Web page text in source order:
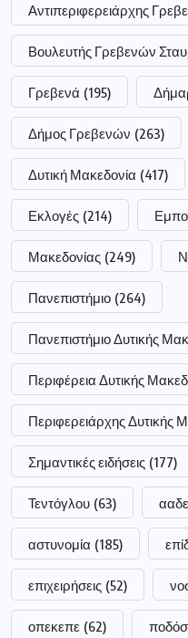
Αντιπεριφερειάρχης
Βουλευτής Γρεβενών
Γρεβενά (195)
Δήμος Γρεβενών (263)
Δυτική Μακεδονία (417)
Εκλογές (214)
Μακεδονίας (249)
Πανεπιστήμιο (264)
Πανεπιστήμιο Δυτικής
Περιφέρεια Δυτικής
Περιφερειάρχης Δυτικής
Σημαντικές ειδήσεις (177)
Τεντόγλου (63) ααδε
αστυνομία (185)
επιχειρήσεις (52)
οπεκεπε (62)